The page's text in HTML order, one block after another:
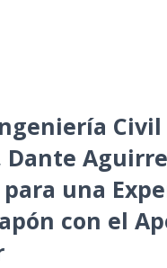
Civil
una
con el